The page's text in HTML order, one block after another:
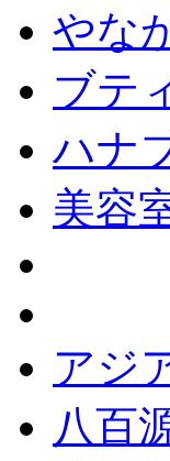
やな
ブテ
ハナ
美容
アジ
八百